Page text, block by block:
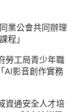
業公會共同辦理
程」
勞工局青少年職
AI影音創作實務
資通安全人才培